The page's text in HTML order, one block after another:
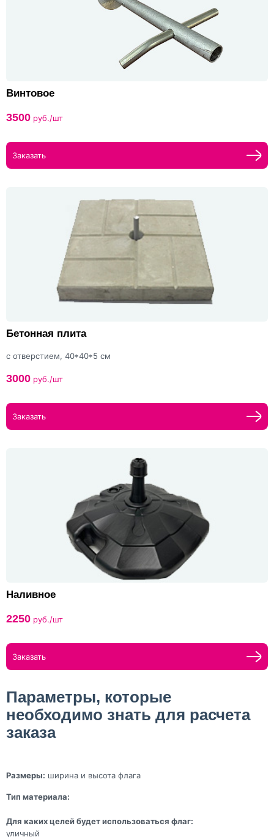
Винтовое
3500 руб./шт
Заказать
Бетонная плита
с отверстием, 40*40*5 см
3000 руб./шт
Заказать
Наливное
2250 руб./шт
Заказать
Параметры, которые
необходимо знать для расчета
заказа
Размеры: ширина и высота флага
Тип материала:
Для каких целей будет использоваться флаг:
уличный